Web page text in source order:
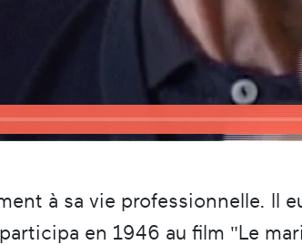
à sa vie professionnelle. Il
en 1946 au film "Le